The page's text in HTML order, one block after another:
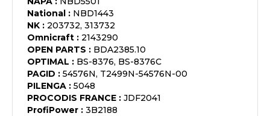
National : NBD1443
NK : 203732, 313732
Omnicraft : 2143290
OPEN PARTS : BDA2385.10
OPTIMAL : BS-8376, BS-8376C
PAGID : 54576N, T2499N-54576N-00
PILENGA : 5048
PROCODIS FRANCE : JDF2041
ProfiPower : 3B2188